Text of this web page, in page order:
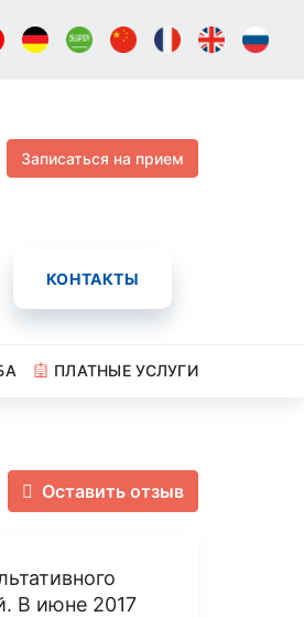
Записаться на прием
КОНТАКТЫ
ПЛАТНЫЕ УСЛУГИ
Оставить отзыв
В июне 2017